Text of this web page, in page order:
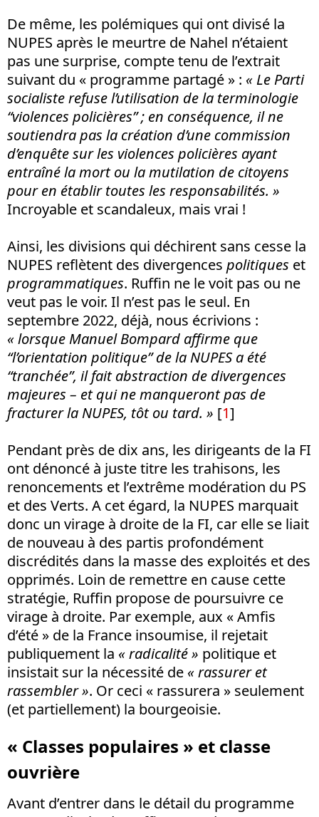
De même, les polémiques qui ont divisé la
NUPES après le meurtre de Nahel n’étaient
pas une surprise, compte tenu de l’extrait
suivant du « programme partagé » : « Le Parti
socialiste refuse l’utilisation de la terminologie
“violences policières” ; en conséquence, il ne
soutiendra pas la création d’une commission
d’enquête sur les violences policières ayant
entraîné la mort ou la mutilation de citoyens
pour en établir toutes les responsabilités. »
Incroyable et scandaleux, mais vrai !
Ainsi, les divisions qui déchirent sans cesse la
NUPES reflètent des divergences politiques et
programmatiques. Ruffin ne le voit pas ou ne
veut pas le voir. Il n’est pas le seul. En
septembre 2022, déjà, nous écrivions :
« lorsque Manuel Bompard affirme que
“l’orientation politique” de la NUPES a été
“tranchée”, il fait abstraction de divergences
majeures – et qui ne manqueront pas de
fracturer la NUPES, tôt ou tard. » [1]
Pendant près de dix ans, les dirigeants de la FI
ont dénoncé à juste titre les trahisons, les
renoncements et l’extrême modération du PS
et des Verts. A cet égard, la NUPES marquait
donc un virage à droite de la FI, car elle se liait
de nouveau à des partis profondément
discrédités dans la masse des exploités et des
opprimés. Loin de remettre en cause cette
stratégie, Ruffin propose de poursuivre ce
virage à droite. Par exemple, aux « Amfis
d’été » de la France insoumise, il rejetait
publiquement la « radicalité » politique et
insistait sur la nécessité de « rassurer et
rassembler ». Or ceci « rassurera » seulement
(et partiellement) la bourgeoisie.
« Classes populaires » et classe
ouvrière
Avant d’entrer dans le détail du programme